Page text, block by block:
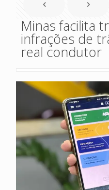
Minas facilita
infrações de
real condutor